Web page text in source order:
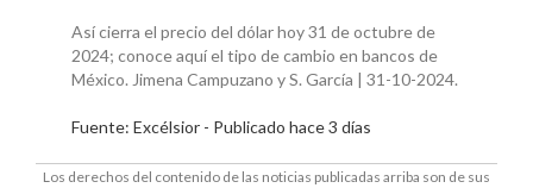
Así cierra el precio del dólar hoy 31 de octubre de
2024; conoce aquí el tipo de cambio en bancos de
México. Jimena Campuzano y S. García | 31-10-2024.
Fuente: Excélsior - Publicado hace 3 días
Los derechos del contenido de las noticias publicadas arriba son de sus